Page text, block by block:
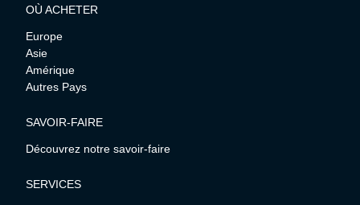
OÙ ACHETER
Europe
Asie
Amérique
Autres Pays
SAVOIR-FAIRE
Découvrez notre savoir-faire
SERVICES